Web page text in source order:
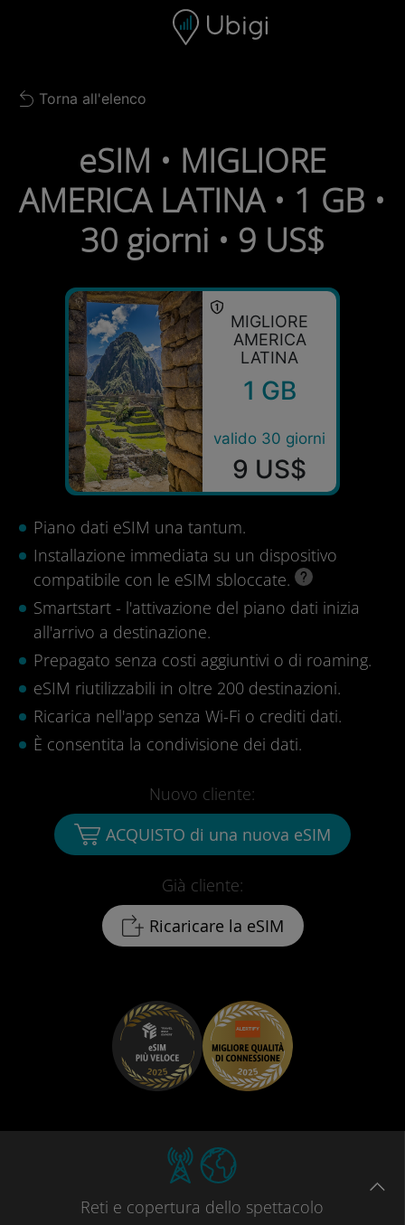
Barra di navigazione
Back to list
Torna all'elenco
eSIM • MIGLIORE
AMERICA LATINA • 1 GB •
30 giorni • 9 US$
MIGLIORE
AMERICA
LATINA
1 GB
valido 30 giorni
9 US$
Piano dati eSIM una tantum.
Installazione immediata su un dispositivo
compatibile con le eSIM sbloccate.
Smartstart - l'attivazione del piano dati inizia
all'arrivo a destinazione.
Prepagato senza costi aggiuntivi o di roaming.
eSIM riutilizzabili in oltre 200 destinazioni.
Ricarica nell'app senza Wi-Fi o crediti dati.
È consentita la condivisione dei dati.
Già cliente:
Ricaricare la eSIM
Nuovo cliente:
ACQUISTO di una nuova eSIM
Reti e copertura dello spettacolo